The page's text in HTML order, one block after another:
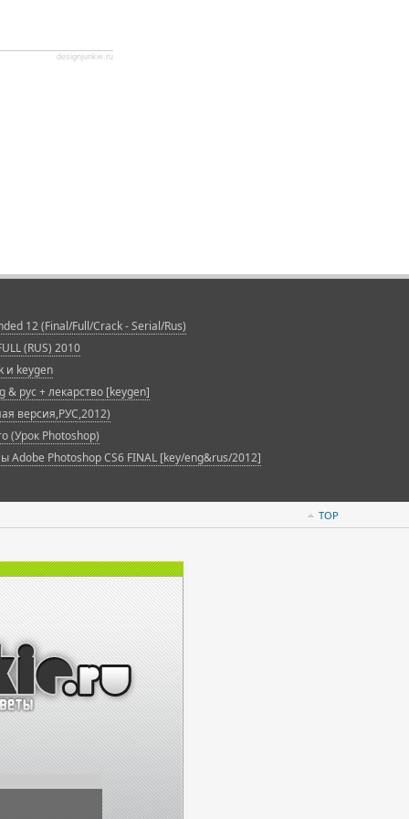
designjunkie.ru
12 (Final/Full/Crack - Serial/Rus)
(RUS) 2010
и keygen
& рус + лекарство [keygen]
версия,РУС,2012)
(Урок Photoshop)
Photoshop CS6 FINAL [key/eng&rus/2012]
TOP